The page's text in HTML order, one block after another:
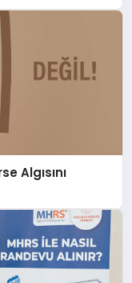
Algısını